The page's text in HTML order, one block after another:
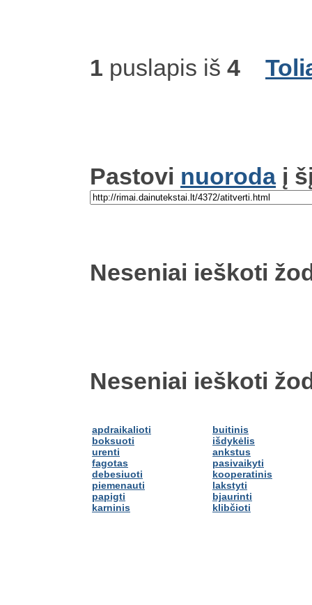
1 puslapis iš 4
Pastovi nuorodaį
Neseniai ieškoti
Neseniai ieškoti
apdraikalioti
boksuoti
urenti
fagotas
debesiuoti
piemenauti
papigti
karninis
buitinis
išdykėlis
ankstus
pasivaikyti
kooperatinis
lakstyti
bjaurinti
klibčioti